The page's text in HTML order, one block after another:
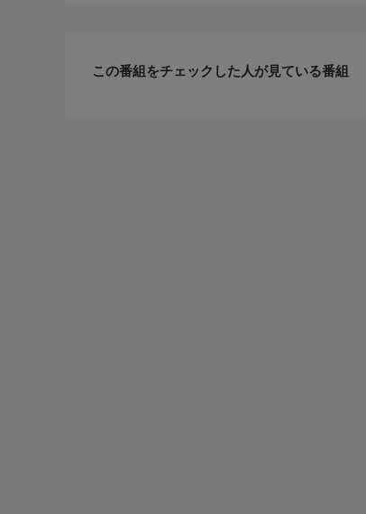
この番組をチェックした人が見ている番組